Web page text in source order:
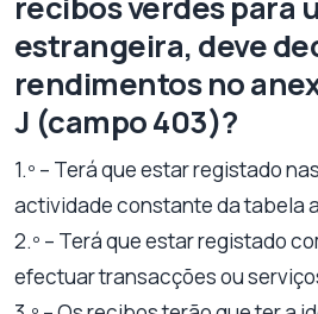
estrangeira, deve
rendimentos no
J (campo 403)?
1.º – Terá que estar registado
actividade constante da tabela
2.º – Terá que estar registado
efectuar transacções ou